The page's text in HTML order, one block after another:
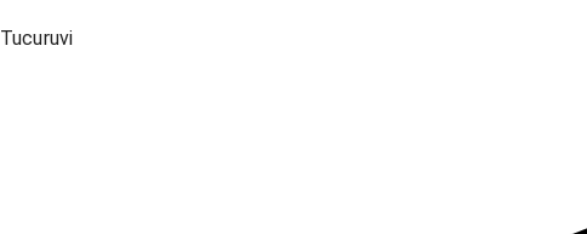
Tucuruvi